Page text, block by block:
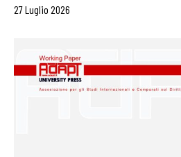
27 Luglio 2026